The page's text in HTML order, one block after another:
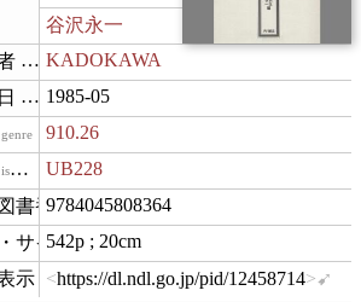
谷沢永一
publisherKADOKAWA
datePublished
1985-05
genre 910.26
isVariantOf UB228
isbn
9784045808364
materialExtent
542p ; 20cm
hasView
https://dl.ndl.go.jp/pid/12458714